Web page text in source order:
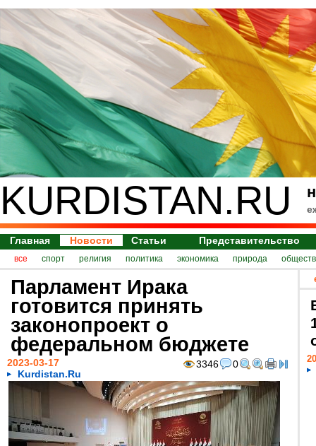
KURDISTAN.RU
Главная Новости Статьи Представительство
все спорт религия политика экономика природа
Парламент Ирака
готовится принять
законопроект о
федеральном бюджете
3346 0
2023-03-17
Kurdistan.Ru